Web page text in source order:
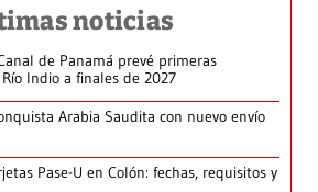
noticias
de Panamá prevé primeras
Indio a finales de 2027
Arabia Saudita con nuevo envío
Pase-U en Colón: fechas, requisitos y